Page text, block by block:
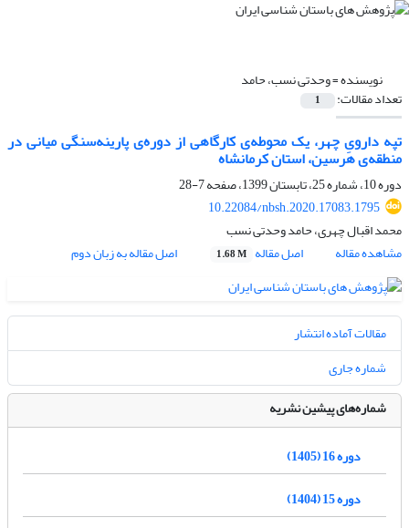
نویسنده =وحدتی نسب، حامد
تعداد مقالات: 1
تپه دارویِ چهر، یک محوطه‌ی کارگاهی از دوره‌ی پارینه‌سنگی میانی در
منطقه‌ی هرسین، استان کرمانشاه
دوره 10، شماره 25، تابستان 1399، صفحه
7-28
10.22084/nbsh.2020.17083.1795
محمد اقبال چهری، حامد وحدتی نسب
مشاهده مقاله
اصل مقاله 1.68 M اصل مقاله به زبان دوم
مقالات آماده انتشار
شماره جاری
شماره‌های پیشین نشریه
دوره 16 (1405)
دوره 15 (1404)